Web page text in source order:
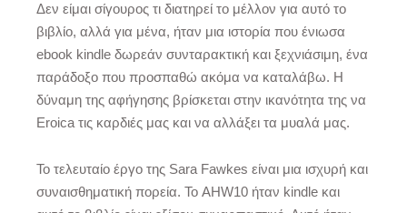
Δεν είμαι σίγουρος τι διατηρεί το μέλλον για αυτό το
βιβλίο, αλλά για μένα, ήταν μια ιστορία που ένιωσα
ebook kindle δωρεάν συνταρακτική και ξεχνιάσιμη, ένα
παράδοξο που προσπαθώ ακόμα να καταλάβω. Η
δύναμη της αφήγησης βρίσκεται στην ικανότητα της να
Eroica τις καρδιές μας και να αλλάξει τα μυαλά μας.
Το τελευταίο έργο της Sara Fawkes είναι μια ισχυρή και
συναισθηματική πορεία. Το AHW10 ήταν kindle και